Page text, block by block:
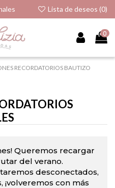
Lista de deseos (0)
0
RECORDATORIOS BAUTIZO
Queremos recargar
del verano.
desconectados,
con más